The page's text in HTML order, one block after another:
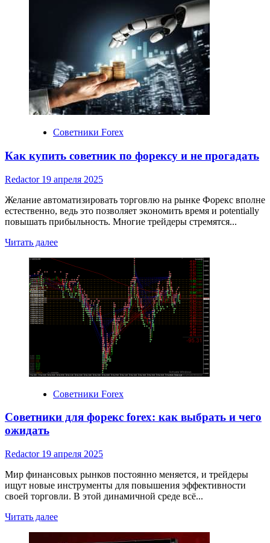
Советники Forex
Как купить советник по форексу и не прогадать
Redactor 19 апреля 2025
Желание автоматизировать торговлю на рынке Форекс вполне
естественно, ведь это позволяет экономить время и potentially
повышать прибыльность. Многие трейдеры стремятся...
Читать далееRead
about
Как
купить
советник
по
форексу
Советники Forex
Советники для форекс forex: как выбрать и чего
ожидать
Redactor 19 апреля 2025
Мир финансовых рынков постоянно меняется‚ и трейдеры
ищут новые инструменты для повышения эффективности
своей торговли. В этой динамичной среде всё...
Читать далееRead